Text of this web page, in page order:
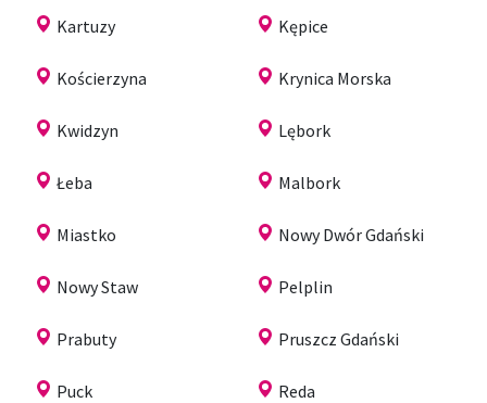
Kartuzy Kępice
Kościerzyna Krynica Morska
Kwidzyn Lębork
Łeba Malbork
Miastko Nowy Dwór Gdański
Nowy Staw Pelplin
Prabuty Pruszcz Gdański
Puck Reda